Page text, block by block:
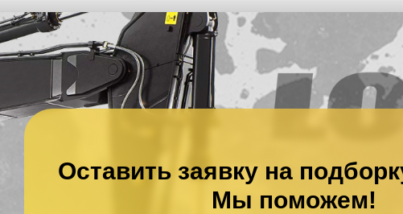
Оставить заявку на
Мы поможем!